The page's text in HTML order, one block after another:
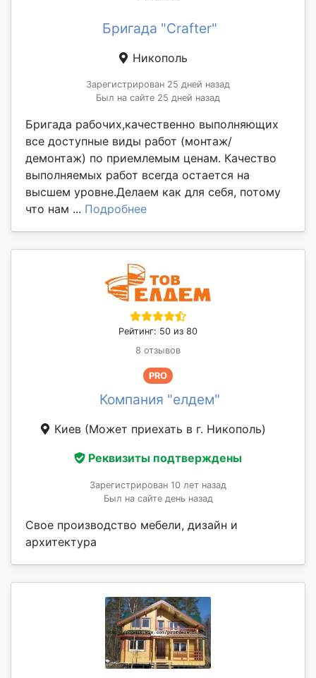
Бригада "Crafter"
Никополь
Зарегистрирован 25 дней назад
Был на сайте 25 дней назад
Бригада рабочих,качественно выполняющих
все доступные виды работ (монтаж/
демонтаж) по приемлемым ценам. Качество
выполняемых работ всегда остается на
высшем уровне.Делаем как для себя, потому
что нам ... Подробнее
Рейтинг: 50 из 80
8 отзывов
PRO
Компания "елдем"
Киев (Может приехать в г. Никополь)
Реквизиты подтверждены
Зарегистрирован 10 лет назад
Был на сайте день назад
Свое производство мебели, дизайн и
архитектура